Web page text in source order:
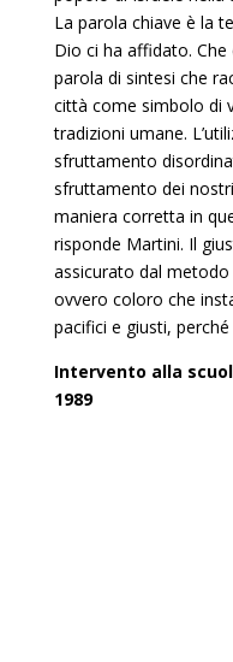
La parola chiave è la
Dio ci ha affidato. Che
parola di sintesi che
città come simbolo di
tradizioni umane.
sfruttamento
sfruttamento dei
maniera corretta in
risponde Martini. Il
assicurato dal
ovvero coloro che
pacifici e giusti,
Intervento alla
1989